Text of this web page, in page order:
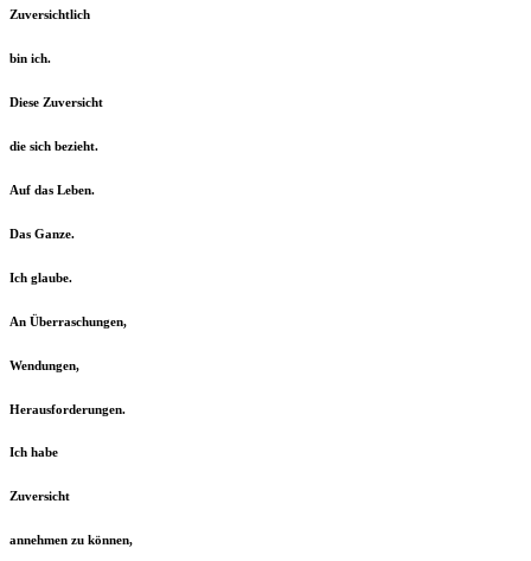
Zuversichtlich
bin ich.
Diese Zuversicht
die sich bezieht.
Auf das Leben.
Das Ganze.
Ich glaube.
An Überraschungen,
Wendungen,
Herausforderungen.
Ich habe
Zuversicht
annehmen zu können,